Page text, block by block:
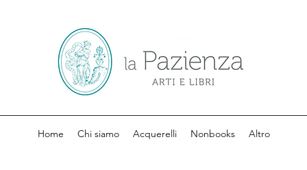
Home Chi siamo Acquerelli Nonbooks Altro